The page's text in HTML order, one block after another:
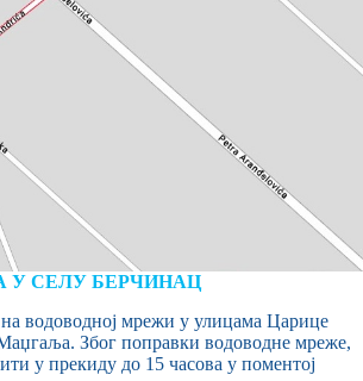
У СЕЛУ БЕРЧИНАЦ
водоводној мрежи у улицама Царице
Због поправки водоводне мреже,
у прекиду до 15 часова у поментој